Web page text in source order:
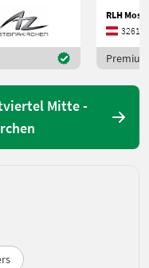
3261
Mitte -